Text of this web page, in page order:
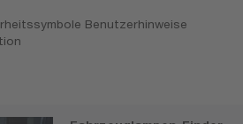
Benutzerhinweise